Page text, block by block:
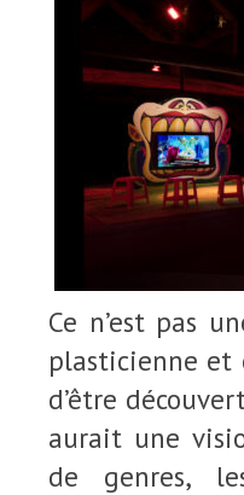
Ce n’est pas
plasticienne et
d’être
aurait une
de genres,